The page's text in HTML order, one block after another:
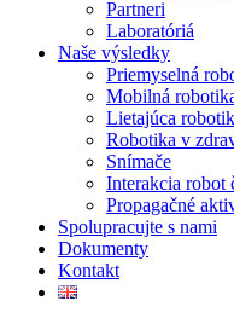
Partneri
Laboratóriá
Naše výsledky
Priemyselná
Mobilná
Lietajúca
Robotika v
Snímače
Interakcia robot
Propagačné
Spolupracujte s nami
Dokumenty
Kontakt